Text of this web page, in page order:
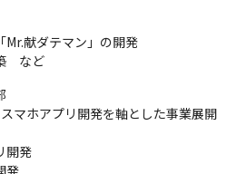
献ダテマン」の開発
　など
マホアプリ開発を軸とした事業展開
開発
発